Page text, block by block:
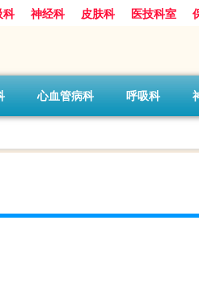
科 神经科 皮肤科 医技科室
心血管病科 呼吸科